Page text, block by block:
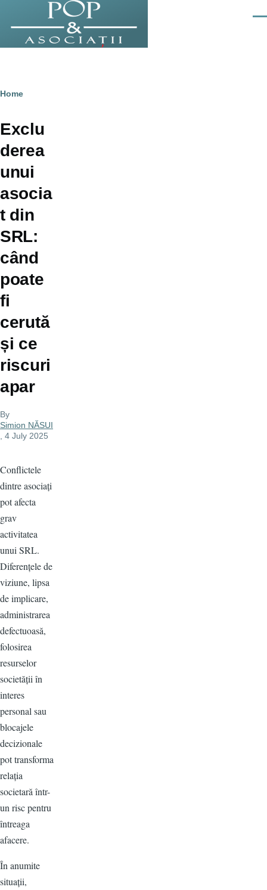
Skip to main content
Breadcrumb
Home
Exclu
derea
unui
asocia
t din
SRL:
când
poate
fi
cerută
și ce
riscuri
apar
By
Simion NĂSUI
, 4 July 2025
Conflictele
dintre asociați
pot afecta
grav
activitatea
unui SRL.
Diferențele de
viziune, lipsa
de implicare,
administrarea
defectuoasă,
folosirea
resurselor
societății în
interes
personal sau
blocajele
decizionale
pot transforma
relația
societară într-
un risc pentru
întreaga
afacere.
În anumite
situații,